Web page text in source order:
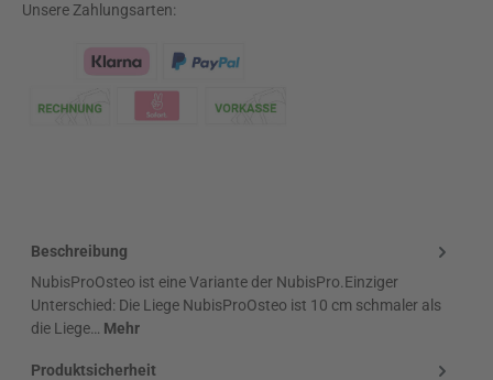
Unsere Zahlungsarten:
Beschreibung
NubisProOsteo ist eine Variante der NubisPro.Einziger
Unterschied: Die Liege NubisProOsteo ist 10 cm schmaler als
die Liege… Mehr
Produktsicherheit